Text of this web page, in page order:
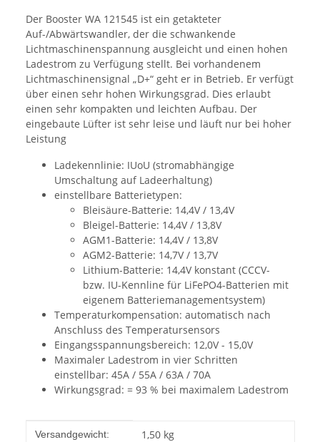
Der Booster WA 121545 ist ein getakteter
Auf-/Abwärtswandler, der die schwankende
Lichtmaschinenspannung ausgleicht und einen hohen
Ladestrom zu Verfügung stellt. Bei vorhandenem
Lichtmaschinensignal „D+“ geht er in Betrieb. Er verfügt
über einen sehr hohen Wirkungsgrad. Dies erlaubt
einen sehr kompakten und leichten Aufbau. Der
eingebaute Lüfter ist sehr leise und läuft nur bei hoher
Leistung
Ladekennlinie: IUoU (stromabhängige
Umschaltung auf Ladeerhaltung)
einstellbare Batterietypen:
Bleisäure-Batterie: 14,4V / 13,4V
Bleigel-Batterie: 14,4V / 13,8V
AGM1-Batterie: 14,4V / 13,8V
AGM2-Batterie: 14,7V / 13,7V
Lithium-Batterie: 14,4V konstant (CCCV-
bzw. IU-Kennline für LiFePO4-Batterien mit
eigenem Batteriemanagementsystem)
Temperaturkompensation: automatisch nach
Anschluss des Temperatursensors
Eingangsspannungsbereich: 12,0V - 15,0V
Maximaler Ladestrom in vier Schritten
einstellbar: 45A / 55A / 63A / 70A
Wirkungsgrad: = 93 % bei maximalem Ladestrom
Produkteigenschaft
Wert
Versandgewicht: 1,50 kg